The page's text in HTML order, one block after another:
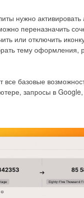
нужно активировать
переназначить
или отключить
тему оформления,
все базовые
запросы в